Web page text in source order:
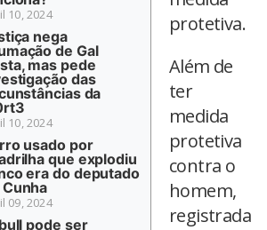
10, 2024
nega
de Gal
mas pede
das
da
10, 2024
usado por
que explodiu
era do deputado
Cunha
09, 2024
pode ser
protetiva.
Além de
ter
medida
protetiva
contra o
homem,
registrada